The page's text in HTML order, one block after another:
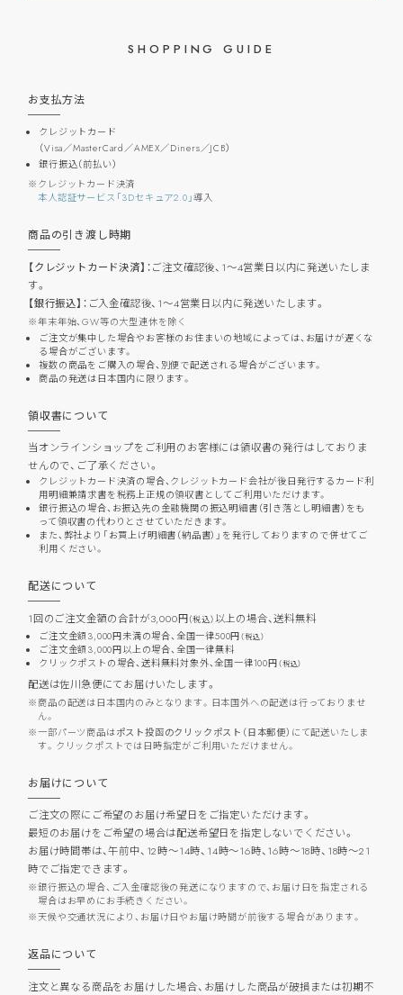
SHOPPING GUIDE
お支払方法
クレジットカード
（Visa／MasterCard／AMEX／Diners／JCB）
銀行振込（前払い）
クレジットカード決済
本人認証サービス「3Dセキュア2.0」導入
商品の引き渡し時期
【クレジットカード決済】：ご注文確認後、1～4営業日以内に発送いたしま
す。
【銀行振込】： ご入金確認後、1～4営業日以内に発送いたします。
年末年始、GW等の大型連休を除く
ご注文が集中した場合やお客様のお住まいの地域によっては、お届けが遅くな
る場合がございます。
複数の商品をご購入の場合、別便で配送される場合がございます。
商品の発送は日本国内に限ります。
領収書について
当オンラインショップをご利用のお客様には領収書の発行はしておりま
せんので、ご了承ください。
クレジットカード決済の場合、クレジットカード会社が後日発行するカード利
用明細兼請求書を税務上正規の領収書としてご利用いただけます。
銀行振込の場合、お振込先の金融機関の振込明細書（引き落とし明細書）をも
って領収書の代わりとさせていただきます。
また、弊社より「お買上げ明細書（納品書）」を発行しておりますので併せてご
利用ください。
配送について
1回のご注文金額の合計が3,000円（税込）以上の場合、送料無料
ご注文金額3,000円未満の場合、全国一律500円（税込）
ご注文金額3,000円以上の場合、全国一律無料
クリックポストの場合、送料無料対象外、全国一律100円（税込）
配送は佐川急便にてお届けいたします。
商品の配送は日本国内のみとなります。日本国外への配送は行っておりませ
ん。
一部パーツ商品はポスト投函のクリックポスト（日本郵便） にて配送いたしま
す。クリックポストでは日時指定がご利用いただけません。
お届けについて
ご注文の際にご希望のお届け希望日をご指定いただけます。
最短のお届けをご希望の場合は配送希望日を指定しないでください。
お届け時間帯は、午前中、12時～14時、14時～16時、16時～18時、18時～21
時でご指定できます。
銀行振込の場合、ご入金確認後の発送になりますので、お届け日を指定される
場合はお早めにお手続きください。
天候や交通状況により、お届け日やお届け時間が前後する場合があります。
返品について
注文と異なる商品をお届けした場合、お届けした商品が破損または初期不